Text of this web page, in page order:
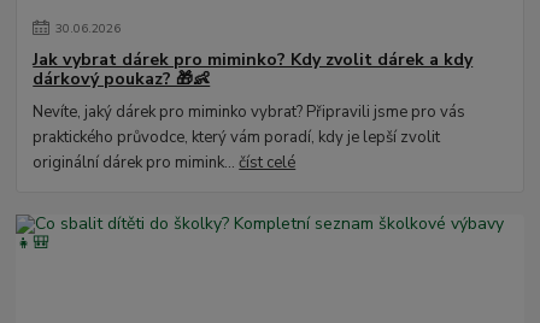
30.06.2026
Jak vybrat dárek pro miminko? Kdy zvolit dárek a kdy
dárkový poukaz? 🎁👶
Nevíte, jaký dárek pro miminko vybrat? Připravili jsme pro vás
praktického průvodce, který vám poradí, kdy je lepší zvolit
originální dárek pro mimink...číst celé